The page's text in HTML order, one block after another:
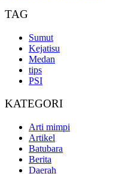
TAG
Sumut
Kejatisu
Medan
tips
PSI
KATEGORI
Arti mimpi
Artikel
Batubara
Berita
Daerah